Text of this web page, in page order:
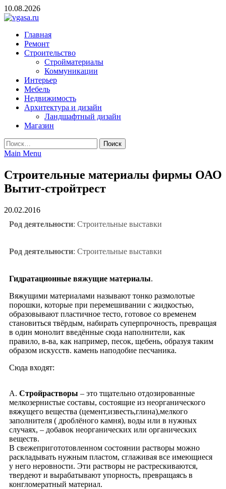
Skip
to
10.08.2026
vgasa.ru
Строительный журнал. Всё о строительстве и ремонтах
Главная
Ремонт
Строительство
Стройматериалы
Коммуникации
Интерьер
Мебель
Недвижимость
Архитектура и дизайн
Ландшафтный дизайн
Магазин
Найти:
Main Menu
Строительные материалы фирмы ОАО
Вытит-стройтрест
20.02.2016
Род деятельности: Строительные выставки
Род деятельности: Строительные выставки
Гидратационные вяжущие материалы.
Вяжущими материалами называют тонко размолотые
порошки, которые при перемешивании с жидкостью,
образовывают пластичное тесто, готовое со временем
становиться твёрдым, набирать суперпрочность, превращая
в один монолит введённые сюда наполнители, как
правило, в-ва, как например, песок, щебень, образуя таким
образом искусств. камень наподобие песчаника.
Cюда входят:
А. Стройрастворы – это тщательно отдозированные
мелкозернистые составы, состоящие из неорганического
вяжущего вещества (цемент,известь,глина),мелкого
заполнителя ( дроблёного камня), воды или в нужных
случаях, – добавок неорганических или органических
веществ.
В свежепригототовленном состоянии растворы можно
раскладывать нужным пластом, cглаживая все имеющиеся
у него неровности. Эти растворы не растрескиваются,
твердеют и вырабатывают упорность, превращаясь в
конгломератный материал.